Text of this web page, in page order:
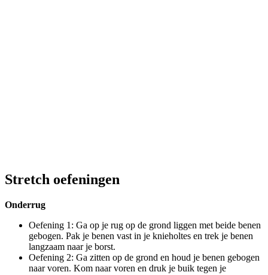
Stretch oefeningen
Onderrug
Oefening 1: Ga op je rug op de grond liggen met beide benen
gebogen. Pak je benen vast in je knieholtes en trek je benen
langzaam naar je borst.
Oefening 2: Ga zitten op de grond en houd je benen gebogen
naar voren. Kom naar voren en druk je buik tegen je